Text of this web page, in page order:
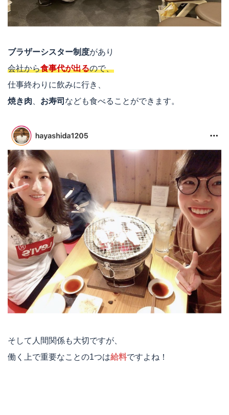
ブラザーシスター制度があり
会社から食事代が出るので、
仕事終わりに飲みに行き、
焼き肉
お寿司 なども食べることができます。
そして人間関係も大切ですが、
働く上で重要なことの1つは給料ですよね！